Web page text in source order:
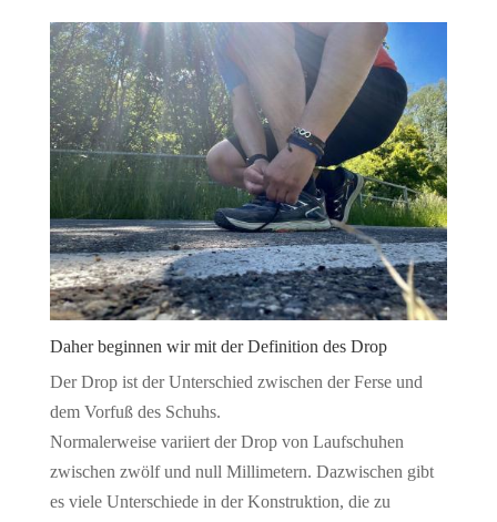
Daher beginnen wir mit der Definition des Drop
Der Drop ist der Unterschied zwischen der Ferse und
dem Vorfuß des Schuhs.
Normalerweise variiert der Drop von Laufschuhen
zwischen zwölf und null Millimetern. Dazwischen gibt
es viele Unterschiede in der Konstruktion, die zu